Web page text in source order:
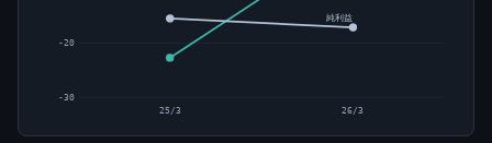
-30
-20
純利益
25/3 26/3